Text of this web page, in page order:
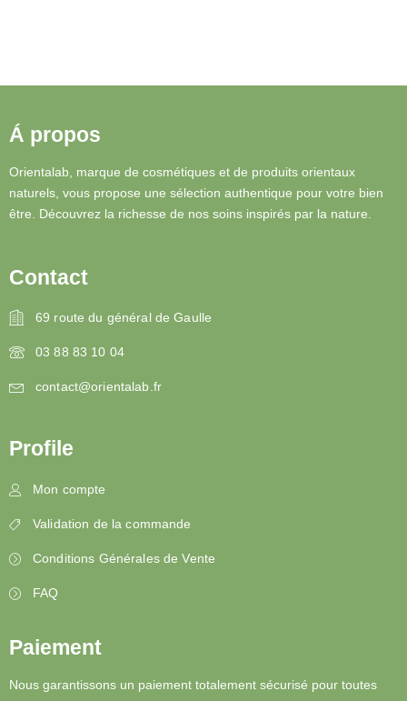
Á propos
Orientalab, marque de cosmétiques et de produits orientaux
naturels, vous propose une sélection authentique pour votre bien
être. Découvrez la richesse de nos soins inspirés par la nature.
Contact
69 route du général de Gaulle
03 88 83 10 04
contact@orientalab.fr
Profile
Mon compte
Validation de la commande
Conditions Générales de Vente
FAQ
Paiement
Nous garantissons un paiement totalement sécurisé pour toutes